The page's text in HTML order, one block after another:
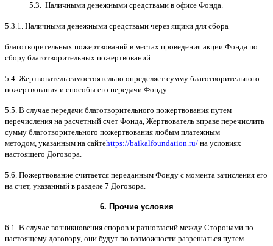
5.3. Наличными денежными средствами в офисе Фонда
5.3.1. Наличными денежными средствами через ящики для сбора
благотворительных пожертвований в местах проведения акции Фонда по
сбору благотворительных пожертвований
5.4. Жертвователь самостоятельно определяет сумму благотворительного
пожертвования и способы его передачи Фонду.
5.5. B случае передачи благотворительного пожертвования путем
перечисления на расчетный счет Фонда Жертвователь вправе перечислить
сумму благотворительного пожертвования любым платежным
методом указанным на сайтеhttps://baikalfoundation.ru/ на условиях
настоящего Договора
5.6. Пожертвование считается переданным Фонду с момента зачисления его
на счет, указанный в разделе 7 Договора
6. Прочие условия
6.1. B случае возникновения споров и разногласий между Сторонами по
настоящему договору, они будут по возможности разрешаться путем